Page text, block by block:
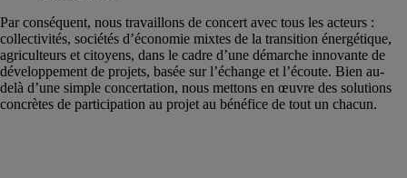
Par conséquent, nous travaillons de concert avec tous les acteurs :
collectivités, sociétés d’économie mixtes de la transition énergétique,
agriculteurs et citoyens, dans le cadre d’une démarche innovante de
développement de projets, basée sur l’échange et l’écoute. Bien au-
delà d’une simple concertation, nous mettons en œuvre des solutions
concrètes de participation au projet au bénéfice de tout un chacun.